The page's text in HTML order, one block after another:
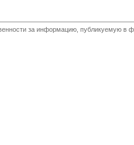
за информацию, публикуемую